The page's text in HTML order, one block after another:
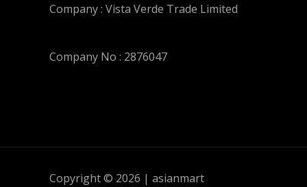
Company : Vista Verde Trade Limited
Company No : 2876047
Copyright © 2026 | asianmart